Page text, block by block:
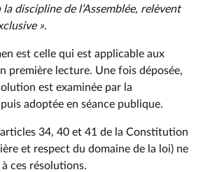
discipline de l’Assemblée, relèvent
».
est celle qui est applicable aux
première lecture. Une fois déposée,
est examinée par la
adoptée en séance publique.
articles 34, 40 et 41 de la Constitution
et respect du domaine de la loi) ne
ces résolutions.